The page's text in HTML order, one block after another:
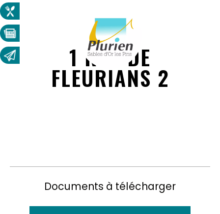
1 RUE DE
FLEURIANS 2
Documents à télécharger